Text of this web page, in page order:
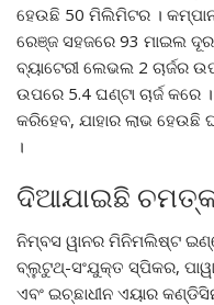
ହେଉଛି 50 ମିଲିମିଟର ।
ରେଞ୍ଜ ସହଜରେ 93 ମାଇଲ
ବ୍ୟାଟେରୀ ଲେଭଲ 2 ଚାର୍ଜର
ଉପରେ 5.4 ଘଣ୍ଟା ଚାର୍ଜ କରେ
କରିହେବ, ଯାହାର ଲାଭ ହେଉଛି
।
ଦିଆଯାଇଛି
ନିମ୍ବସ ୱାନର ମିନିମଲିଷ୍ଟ
ବ୍ଲୁଟୁଥ୍-ସଂଯୁକ୍ତ ସ୍ପିକର,
ଏବଂ ଇଚ୍ଛାଧୀନ ଏୟାର